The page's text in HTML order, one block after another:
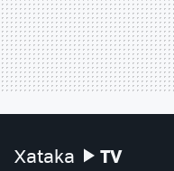
Xataka TV